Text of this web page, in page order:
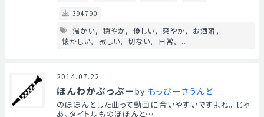
394790
温かい 穏やか 優しい 爽やか
お洒落
懐かしい
寂しい 切ない 日常 ...
2014.07.22
ほんわかぷっぷーby もっぴーさうんど
のほほんとした曲って動画に合いやすいですよね。 じゃ
あ、タイトルものほほんと…